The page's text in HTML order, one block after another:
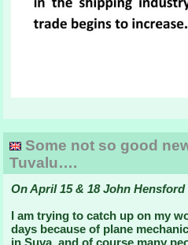
Some not so good
Tuvalu….
On April 15 & 18 John
I am trying to catch up on my
days because of plane
in Suva, and of course many